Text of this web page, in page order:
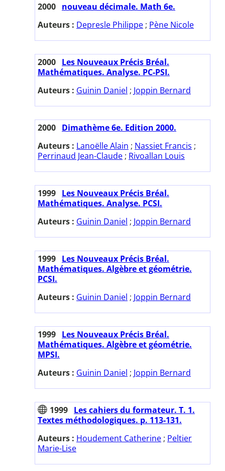
2000 nouveau décimale. Math 6e.
Auteurs : Depresle Philippe ; Pène Nicole
2000 Les Nouveaux Précis Bréal.
Mathématiques. Analyse. PC-PSI.
Auteurs : Guinin Daniel ; Joppin Bernard
2000 Dimathème 6e. Edition 2000.
Auteurs : Lanoëlle Alain ; Nassiet Francis ;
Perrinaud Jean-Claude ; Rivoallan Louis
1999 Les Nouveaux Précis Bréal.
Mathématiques. Analyse. PCSI.
Auteurs : Guinin Daniel ; Joppin Bernard
1999 Les Nouveaux Précis Bréal.
Mathématiques. Algèbre et géométrie.
PCSI.
Auteurs : Guinin Daniel ; Joppin Bernard
1999 Les Nouveaux Précis Bréal.
Mathématiques. Algèbre et géométrie.
MPSI.
Auteurs : Guinin Daniel ; Joppin Bernard
1999 Les cahiers du formateur. T. 1.
Textes méthodologiques. p. 113-131.
Auteurs : Houdement Catherine ; Peltier
Marie-Lise